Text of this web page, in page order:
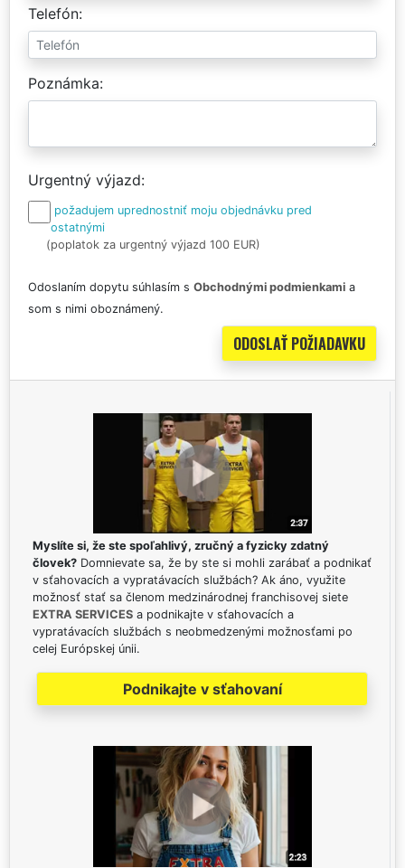
Telefón
Poznámka
Urgentný výjazd
požadujem uprednostniť moju objednávku pred
ostatnými
(poplatok za urgentný výjazd 100 EUR)
Odoslaním dopytu súhlasím s Obchodnými podmienkami a
som s nimi oboznámený.
Myslíte si, že ste spoľahlivý, zručný a fyzicky zdatný
človek? Domnievate sa, že by ste si mohli zarábať a podnikať
v sťahovacích a vypratávacích službách? Ak áno, využite
možnosť stať sa členom medzinárodnej franchisovej siete
EXTRA SERVICES a podnikajte v sťahovacích a
vypratávacích službách s neobmedzenými možnosťami po
celej Európskej únii.
Podnikajte v sťahovaní